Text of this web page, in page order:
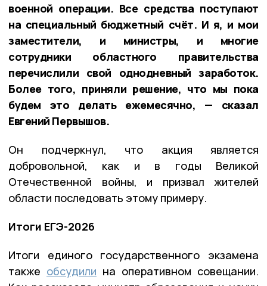
военной операции. Все средства поступают
на специальный бюджетный счёт. И я, и мои
заместители, и министры, и многие
сотрудники областного правительства
перечислили свой однодневный заработок.
Более того, приняли решение, что мы пока
будем это делать ежемесячно, — сказал
Евгений Первышов.
Он подчеркнул, что акция является
добровольной, как и в годы Великой
Отечественной войны, и призвал жителей
области последовать этому примеру.
Итоги ЕГЭ-2026
Итоги единого государственного экзамена
также обсудили на оперативном совещании.